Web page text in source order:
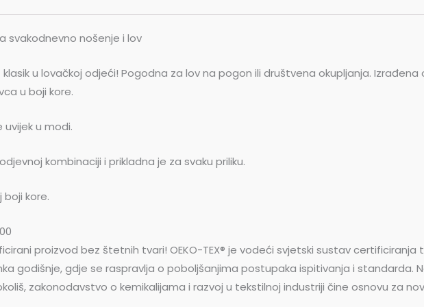
svakodnevno nošenje i lov
u lovačkoj odjeći! Pogodna za lov na pogon ili društvena okupljanja. Izrađena
u boji kore.
u modi.
kombinaciji i prikladna je za svaku priliku.
kore.
proizvod bez štetnih tvari! OEKO-TEX® je vodeći svjetski sustav certificiranja
godišnje, gdje se raspravlja o poboljšanjima postupaka ispitivanja i standarda.
zakonodavstvo o kemikalijama i razvoj u tekstilnoj industriji čine osnovu za